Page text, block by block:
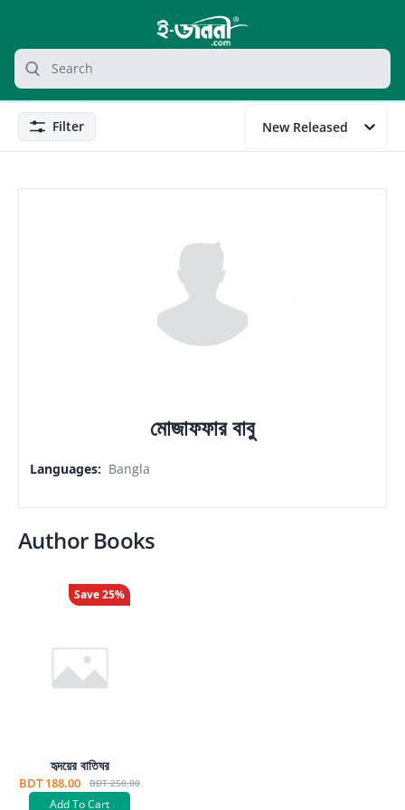
grocery search at header
Search
FilterFilter New Released
মোজাফফার বাবু
Languages: Bangla
Author Books
Save25%
হৃদয়ের বাতিঘর
BDT 188.00 BDT 250.00
Add To Cart